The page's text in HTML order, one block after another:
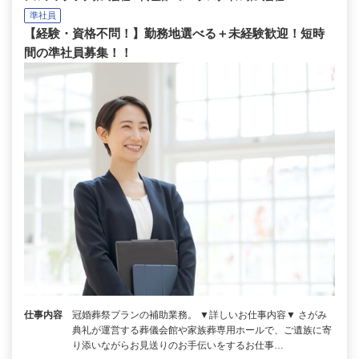
準社員
【経験・資格不問！】勤務地選べる＋未経験歓迎！短時
間の準社員募集！！
仕事内容
冠婚葬祭プランの補助業務。 ▼詳しいお仕事内容▼ さがみ
典礼が運営する葬儀会館や家族葬専用ホールで、ご遺族に寄
り添いながらお見送りのお手伝いをするお仕事…